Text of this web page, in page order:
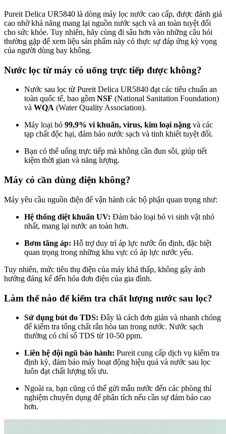
Pureit Delica UR5840 là dòng máy lọc nước cao cấp, được đánh giá
cao nhờ khả năng mang lại nguồn nước sạch và an toàn tuyệt đối
cho sức khỏe. Tuy nhiên, hãy cùng đi sâu hơn vào những câu hỏi
thường gặp để xem liệu sản phẩm này có thực sự đáp ứng kỳ vọng
của người dùng hay không.
Nước lọc từ máy có uống trực tiếp được không?
Nước sau lọc từ Pureit Delica UR5840 đạt các tiêu chuẩn an
toàn quốc tế, bao gồm NSF (National Sanitation Foundation)
và WQA (Water Quality Association).
Máy loại bỏ 99,9% vi khuẩn, virus, kim loại nặng và các
tạp chất độc hại, đảm bảo nước sạch và tinh khiết tuyệt đối.
Bạn có thể uống trực tiếp mà không cần đun sôi, giúp tiết
kiệm thời gian và năng lượng.
Máy có cần dùng điện không?
Máy yêu cầu nguồn điện để vận hành các bộ phận quan trọng như:
Hệ thống diệt khuẩn UV: Đảm bảo loại bỏ vi sinh vật nhỏ
nhất, mang lại nước an toàn hơn.
Bơm tăng áp: Hỗ trợ duy trì áp lực nước ổn định, đặc biệt
quan trọng trong những khu vực có áp lực nước yếu.
Tuy nhiên, mức tiêu thụ điện của máy khá thấp, không gây ảnh
hưởng đáng kể đến hóa đơn điện của gia đình.
Làm thế nào để kiểm tra chất lượng nước sau lọc?
Sử dụng bút đo TDS: Đây là cách đơn giản và nhanh chóng
để kiểm tra tổng chất rắn hòa tan trong nước. Nước sạch
thường có chỉ số TDS từ 10-50 ppm.
Liên hệ đội ngũ bảo hành: Pureit cung cấp dịch vụ kiểm tra
định kỳ, đảm bảo máy hoạt động hiệu quả và nước sau lọc
luôn đạt chất lượng tối ưu.
Ngoài ra, bạn cũng có thể gửi mẫu nước đến các phòng thí
nghiệm chuyên dụng để phân tích nếu cần sự đảm bảo cao
hơn.